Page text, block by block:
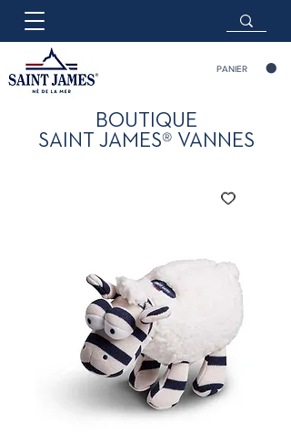
BOUTIQUE
SAINT JAMES® VANNES
PANIER